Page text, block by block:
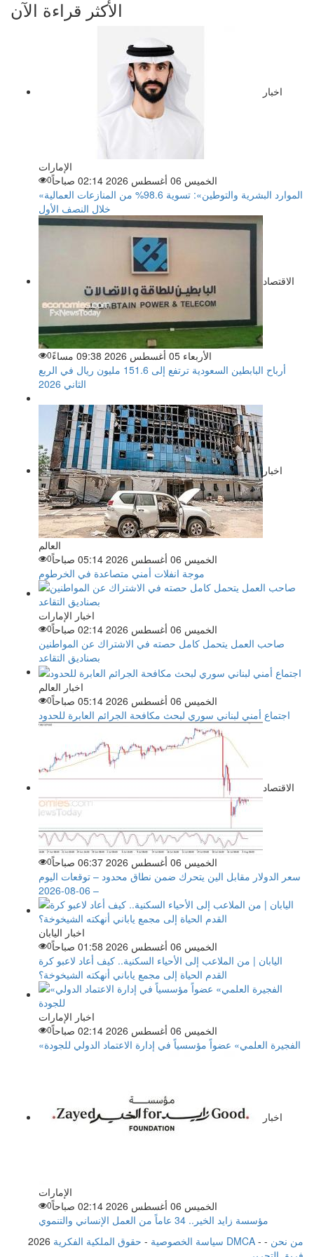
الأكثر قراءة الآن
اخبار
الإمارات
الخميس 06 أغسطس 2026 02:14 صباحاً
0
«الموارد البشرية والتوطين»: تسوية 98.6% من المنازعات العمالية
خلال النصف الأول
الاقتصاد
الأربعاء 05 أغسطس 2026 09:38 مساءً 0
أرباح البابطين السعودية ترتفع إلى 151.6 مليون ريال في الربع
الثاني 2026
اخبار
العالم
الخميس 06 أغسطس 2026 05:14 صباحاً
0
موجة انفلات أمني متصاعدة في الخرطوم
اخبار الإمارات
الخميس 06 أغسطس 2026 02:14 صباحاً
0
صاحب العمل يتحمل كامل حصته في الاشتراك عن المواطنين
بصناديق التقاعد
اخبار العالم
الخميس 06 أغسطس 2026 05:14 صباحاً
0
اجتماع أمني لبناني سوري لبحث مكافحة الجرائم العابرة للحدود
الاقتصاد
الخميس 06 أغسطس 2026 06:37 صباحاً 0
سعر الدولار مقابل الين يتحرك ضمن نطاق محدود – توقعات اليوم
– 06-08-2026
اخبار اليابان
الخميس 06 أغسطس 2026 01:58 صباحاً
0
اليابان | من الملاعب إلى الأحياء السكنية.. كيف أعاد لاعبو كرة
القدم الحياة إلى مجمع ياباني أنهكته الشيخوخة؟
اخبار الإمارات
الخميس 06 أغسطس 2026 02:14 صباحاً
0
«الفجيرة العلمي» عضواً مؤسسياً في إدارة الاعتماد الدولي للجودة
اخبار
الإمارات
الخميس 06 أغسطس 2026 02:14 صباحاً
0
مؤسسة زايد الخير.. 34 عاماً من العمل الإنساني والتنموي
2026
سياسة الخصوصية - حقوق الملكية الفكرية DMCA - من نحن -